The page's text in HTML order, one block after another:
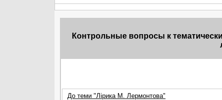
Контрольные вопросы к
До теми "Лірика М. Лермонтова"